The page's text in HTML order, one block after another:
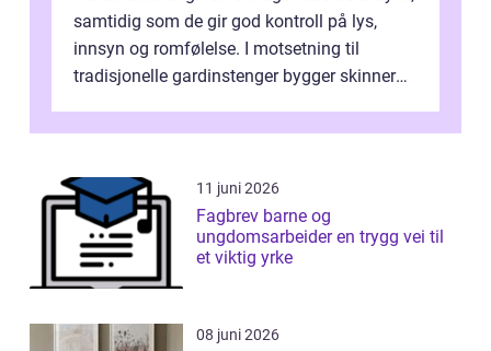
samtidig som de gir god kontroll på lys,
innsyn og romfølelse. I motsetning til
tradisjonelle gardinstenger bygger skinner
11 juni 2026
Fagbrev barne og
ungdomsarbeider en trygg vei til
et viktig yrke
08 juni 2026